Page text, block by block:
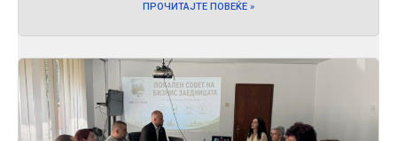
ПРОЧИТАЈТЕ ПОВЕЌЕ »